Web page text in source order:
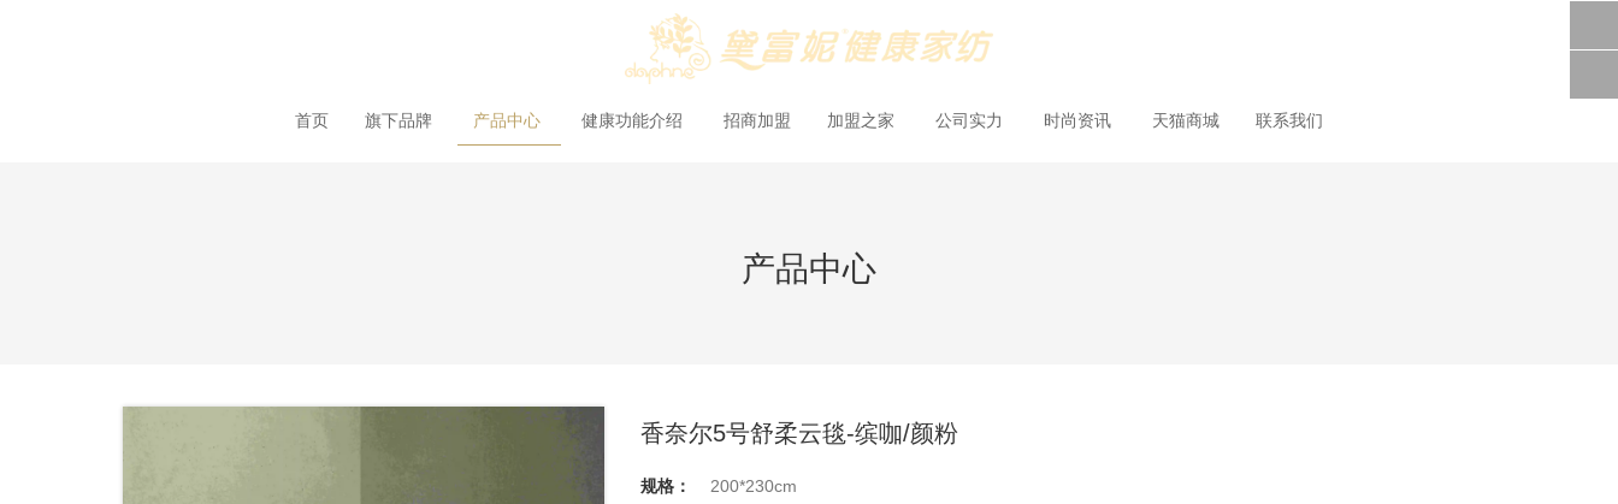
首页 旗下品牌 产品中心 健康功能介绍 招商加盟 加盟之家 公司实力 时尚资讯 天猫商城 联系我们
产品中心
香奈尔5号舒柔云毯-缤咖/颜粉
规格：
200*230cm